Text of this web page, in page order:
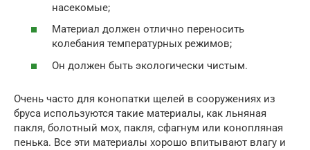
насекомые;
Материал должен отлично переносить
колебания температурных режимов;
Он должен быть экологически чистым.
Очень часто для конопатки щелей в сооружениях из
бруса используются такие материалы, как льняная
пакля, болотный мох, пакля, сфагнум или конопляная
пенька. Все эти материалы хорошо впитывают влагу и